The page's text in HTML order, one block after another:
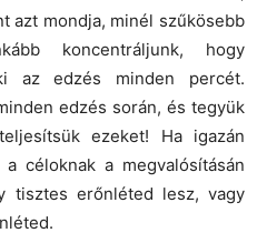
azt mondja, minél szűkösebb
koncentráljunk, hogy
az edzés minden percét.
edzés során, és tegyük
ezeket! Ha igazán
céloknak a megvalósításán
tisztes erőnléted lesz, vagy